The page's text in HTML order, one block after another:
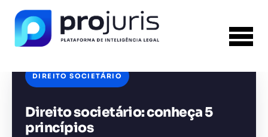
DIREITO SOCIETÁRIO
Direito societário: conheça 5
princípios
FERRAMENTA RECOMENDADA PARA ESTE
CONTEÚDO
Análise de Riscos Contratuais